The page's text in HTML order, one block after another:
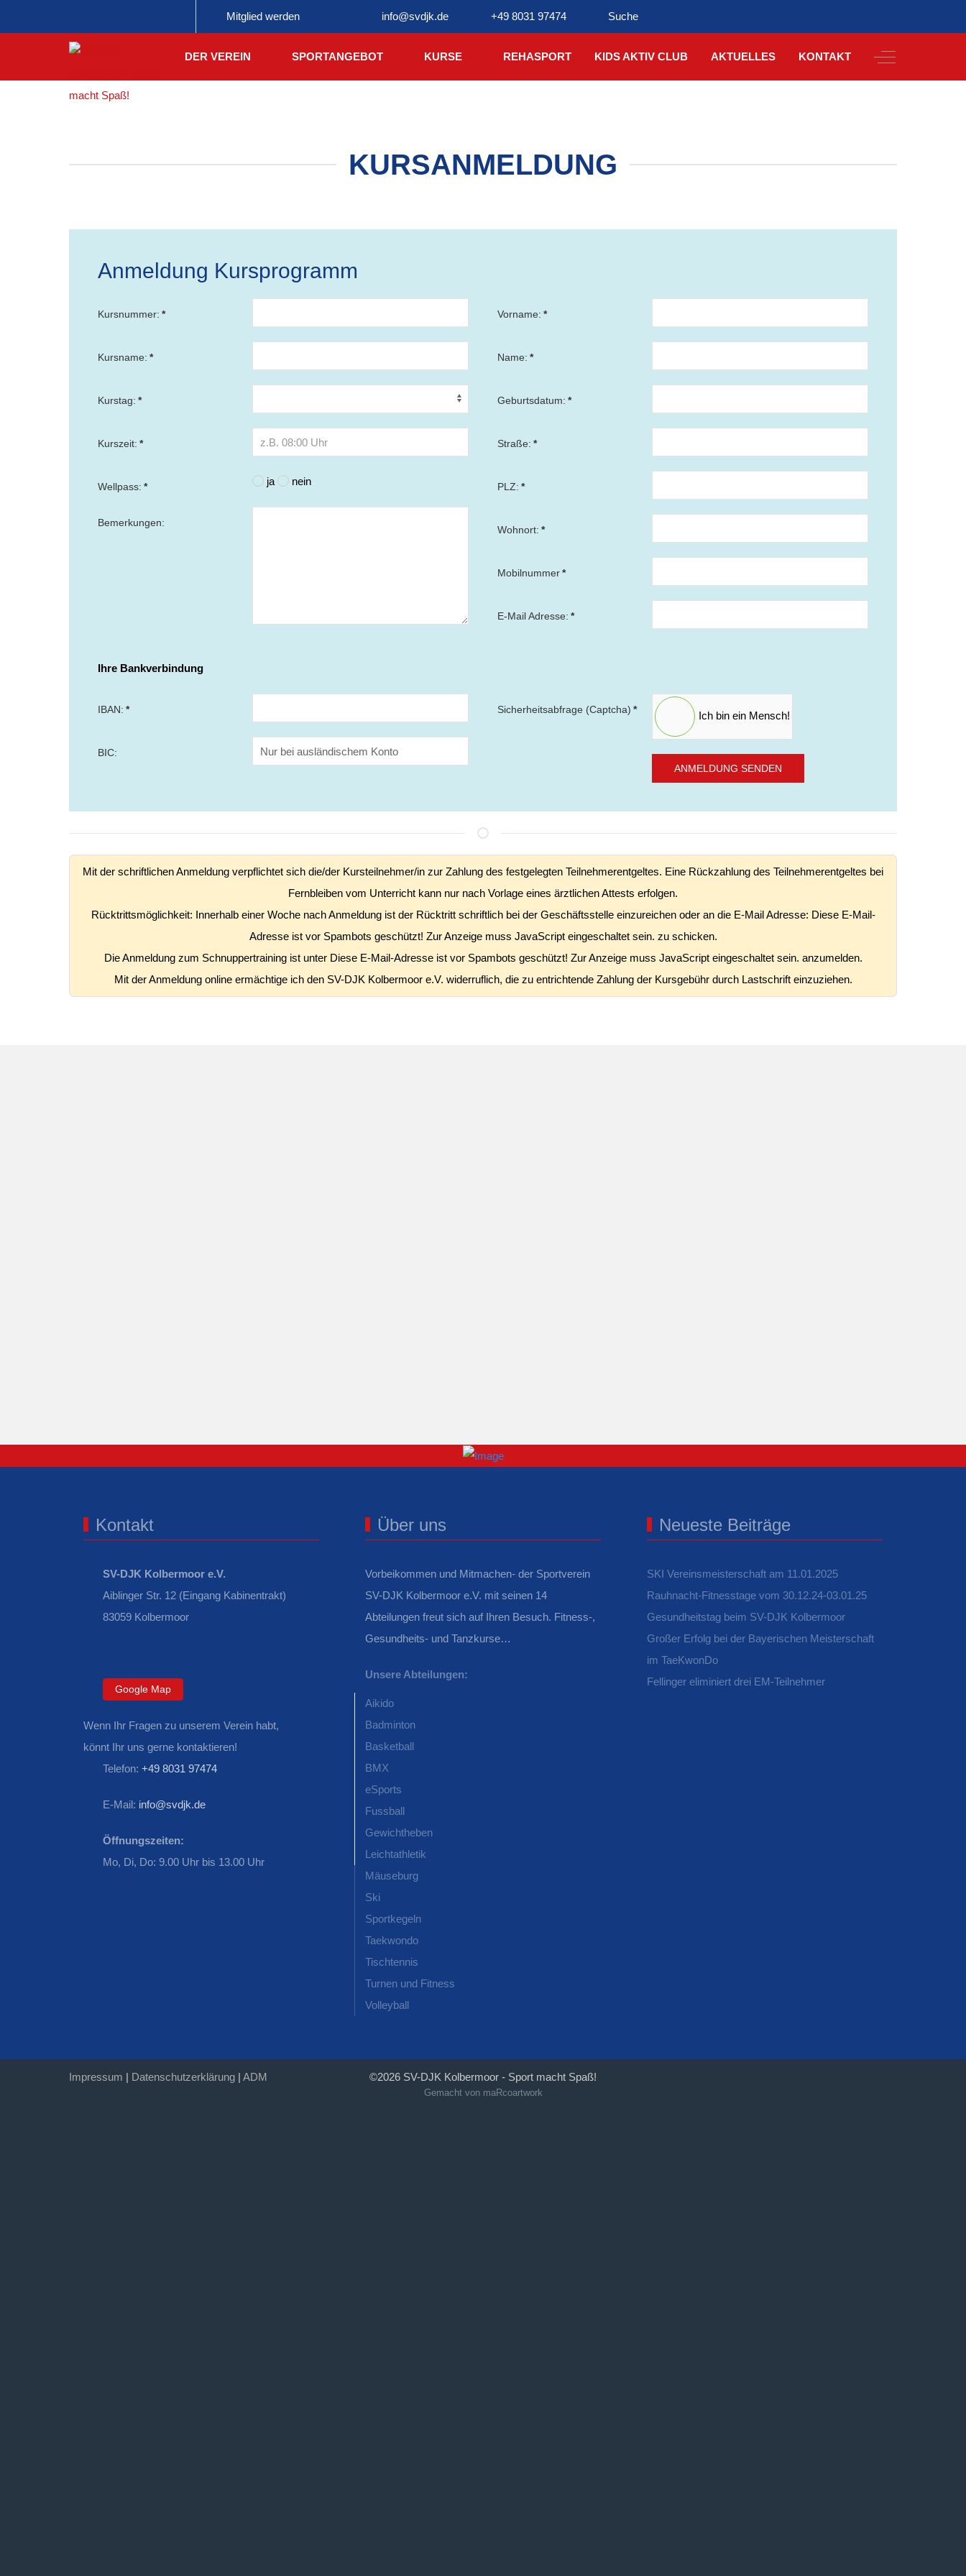
Mitglied werden info@svdjk.de +49 8031 97474 Suche
DER VEREIN SPORTANGEBOT KURSE REHASPORT KIDS AKTIV CLUB AKTUELLES KONTAKT Off-Canvas
KURSANMELDUNG
Anmeldung Kursprogramm
Kursnummer: *
Kursname: *
Kurstag: *
Kurszeit: *
Wellpass: * ja nein
Bemerkungen:
Vorname: *
Name: *
Geburtsdatum: *
Straße: *
PLZ: *
Wohnort: *
Mobilnummer*
E-Mail Adresse: *
Ihre Bankverbindung
IBAN: *
BIC:
Sicherheitsabfrage (Captcha) * Ich bin ein Mensch!
ANMELDUNG SENDEN
Mit der schriftlichen Anmeldung verpflichtet sich die/der Kursteilnehmer/in zur Zahlung des festgelegten Teilnehmerentgeltes. Eine Rückzahlung des Teilnehmerentgeltes bei
Fernbleiben vom Unterricht kann nur nach Vorlage eines ärztlichen Attests erfolgen.
Rücktrittsmöglichkeit: Innerhalb einer Woche nach Anmeldung ist der Rücktritt schriftlich bei der Geschäftsstelle einzureichen oder an die E-Mail Adresse: Diese E-Mail-
Adresse ist vor Spambots geschützt! Zur Anzeige muss JavaScript eingeschaltet sein. zu schicken.
Die Anmeldung zum Schnuppertraining ist unter Diese E-Mail-Adresse ist vor Spambots geschützt! Zur Anzeige muss JavaScript eingeschaltet sein. anzumelden.
Mit der Anmeldung online ermächtige ich den SV-DJK Kolbermoor e.V. widerruflich, die zu entrichtende Zahlung der Kursgebühr durch Lastschrift einzuziehen.
Kontakt
SV-DJK Kolbermoor e.V.
Aiblinger Str. 12 (Eingang Kabinentrakt)
83059 Kolbermoor
Google Map
Wenn Ihr Fragen zu unserem Verein habt,
könnt Ihr uns gerne kontaktieren!
Telefon: +49 8031 97474
E-Mail: info@svdjk.de
Öffnungszeiten:
Mo, Di, Do: 9.00 Uhr bis 13.00 Uhr
Über uns
Vorbeikommen und Mitmachen- der Sportverein
SV-DJK Kolbermoor e.V. mit seinen 14
Abteilungen freut sich auf Ihren Besuch. Fitness-,
Gesundheits- und Tanzkurse…
Unsere Abteilungen:
Aikido
Badminton
Basketball
BMX
eSports
Fussball
Gewichtheben
Leichtathletik
Mäuseburg
Ski
Sportkegeln
Taekwondo
Tischtennis
Turnen und Fitness
Volleyball
Neueste Beiträge
SKI Vereinsmeisterschaft am 11.01.2025
Rauhnacht-Fitnesstage vom 30.12.24-03.01.25
Gesundheitstag beim SV-DJK Kolbermoor
Großer Erfolg bei der Bayerischen Meisterschaft
im TaeKwonDo
Fellinger eliminiert drei EM-Teilnehmer
Impressum | Datenschutzerklärung | ADM ©2026 SV-DJK Kolbermoor - Sport macht Spaß!
Gemacht von maRcoartwork